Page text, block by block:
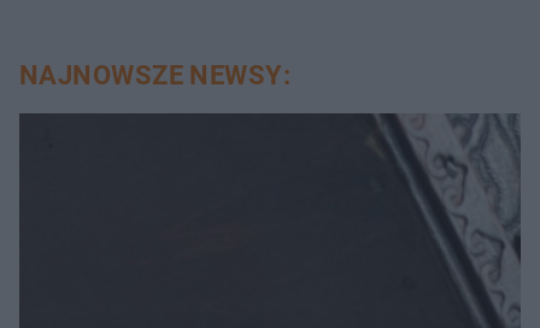
NAJNOWSZE NEWSY: